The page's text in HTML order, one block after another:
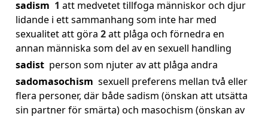
sadism 1 att medvetet tillfoga människor och djur
lidande i ett sammanhang som inte har med
sexualitet att göra 2att plåga och förnedra en
annan människa som del av en sexuell handling
sadist person som njuter av att plåga andra
sadomasochism sexuell preferens mellan två eller
flera personer, där både sadism (önskan att utsätta
sin partner för smärta) och masochism (önskan av